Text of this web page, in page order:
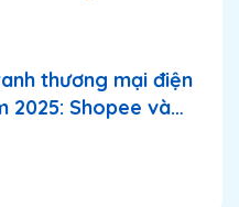
thương mại điện
2025: Shopee và